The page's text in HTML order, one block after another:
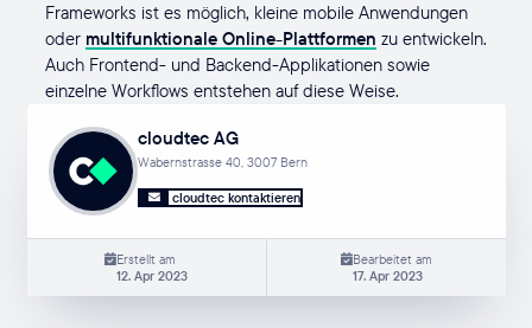
Frameworks ist es möglich, kleine mobile Anwendungen
oder multifunktionale Online-Plattformen zu entwickeln.
Auch Frontend- und Backend-Applikationen sowie
einzelne Workflows entstehen auf diese Weise.
cloudtec AG
Wabernstrasse 40, 3007 Bern
cloudtec kontaktieren
Erstellt am
12. Apr 2023
Bearbeitet am
17. Apr 2023